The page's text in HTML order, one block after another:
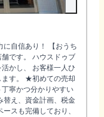
に自信あり！ 【おうち
です。 ハウスドゥブ
かし、 お客様一人ひ
ます。 ★初めての売却
寧かつ分かりやすい
え、資金計画、税金
スも完備しており、